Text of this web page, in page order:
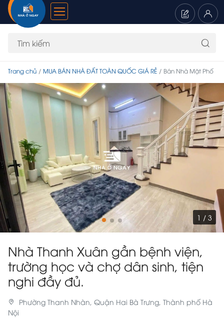
Trang chủ MUA BÁN NHÀ ĐẤT TOÀN QUỐC GIÁ RẺ Bán Nhà Mặt Phố
1 / 3
Nhà Thanh Xuân gần bệnh viện,
trường học và chợ dân sinh, tiện
nghi đầy đủ.
Phường Thanh Nhàn, Quận Hai Bà Trưng, Thành phố Hà
Nội